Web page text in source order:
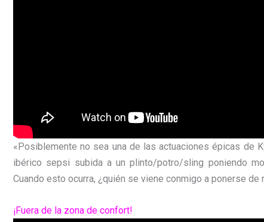
«Posiblemente no sea una de las actuaciones épicas de
ibérico sepsi subida a un plinto/potro/sling poniendo
Cuando esto ocurra, ¿quién se viene conmigo a ponerse
¡Fuera de la zona de confort!